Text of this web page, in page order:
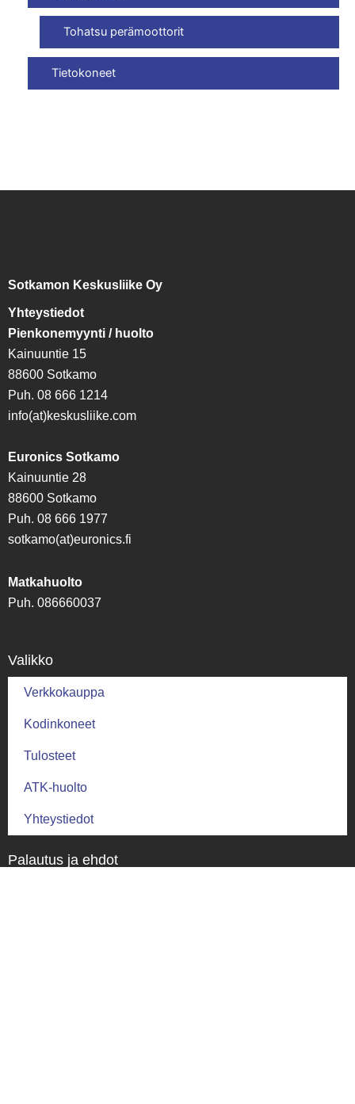
Tohatsu perämoottorit
Tietokoneet
Sotkamon Keskusliike Oy
Yhteystiedot
Pienkonemyynti / huolto
Kainuuntie 15
88600 Sotkamo
Puh. 08 666 1214
info(at)keskusliike.com
Euronics Sotkamo
Kainuuntie 28
88600 Sotkamo
Puh. 08 666 1977
sotkamo(at)euronics.fi
Matkahuolto
Puh. 086660037
Valikko
Verkkokauppa
Kodinkoneet
Tulosteet
ATK-huolto
Yhteystiedot
Palautus ja ehdot